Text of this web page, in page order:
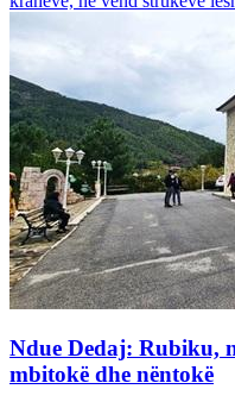
Ndue Dedaj: Rubiku,
mbitokë dhe nëntokë